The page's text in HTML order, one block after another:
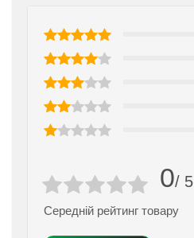
0/ 5
Середній рейтинг товару